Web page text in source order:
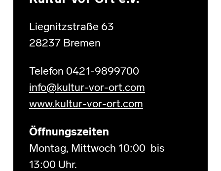
Liegnitzstraße 63
28237 Bremen
Telefon 0421-9899700
info@kultur-vor-ort.com
www.kultur-vor-ort.com
Öffnungszeiten
Montag, Mittwoch 10:00 bis
13:00 Uhr.